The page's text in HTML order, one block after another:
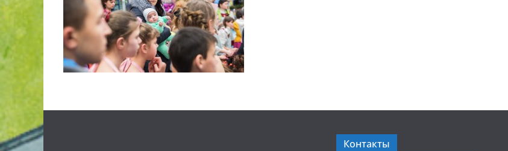
Контакты